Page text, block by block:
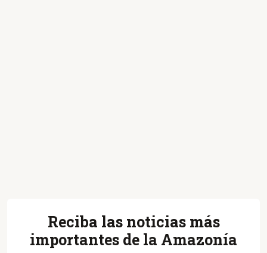
Reciba las noticias más
importantes de la Amazonía